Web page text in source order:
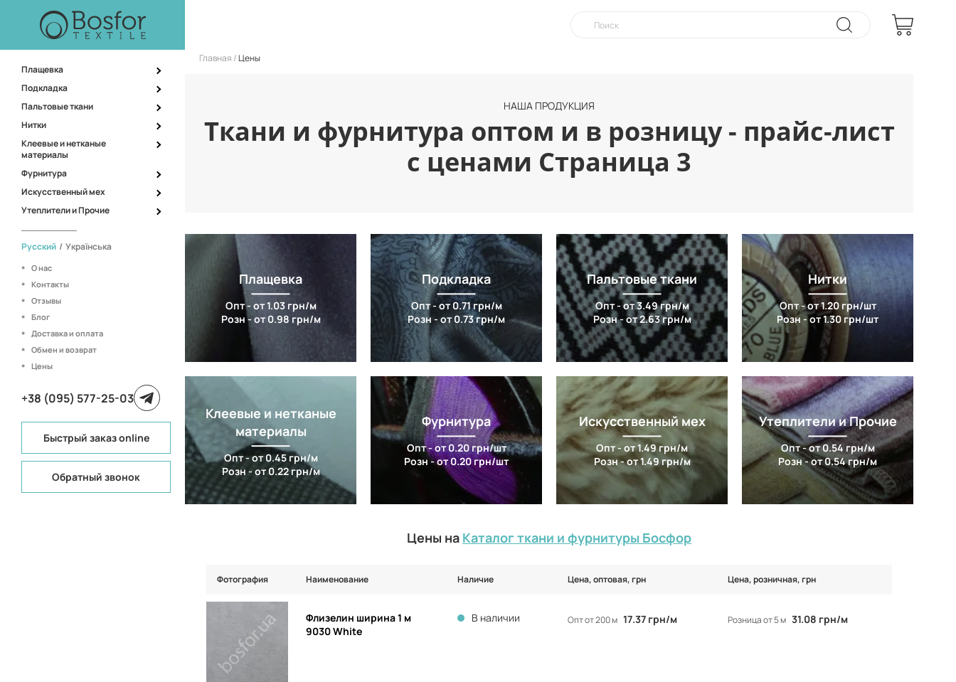
Плащевка
Подкладка
Пальтовые ткани
Нитки
Клеевые и нетканые
материалы
Фурнитура
Искусственный мех
Утеплители и Прочие
Русский / Українська
О нас
Контакты
Отзывы
Блог
Доставка и оплата
Обмен и возврат
Цены
+38 (095) 577-25-03
Быстрый заказ online
Обратный звонок
Главная Цены
НАША ПРОДУКЦИЯ
Ткани и фурнитура оптом и в розницу - прайс-лист
с ценами Страница 3
Плащевка
Опт - от 1.03 грн/м
Розн - от 0.98 грн/м
Подкладка
Опт - от 0.71 грн/м
Розн - от 0.73 грн/м
Пальтовые ткани
Опт - от 3.49 грн/м
Розн - от 2.63 грн/м
Нитки
Опт - от 1.20 грн/шт
Розн - от 1.30 грн/шт
Клеевые и нетканые
материалы
Опт - от 0.45 грн/м
Розн - от 0.22 грн/м
Фурнитура
Опт - от 0.20 грн/шт
Розн - от 0.20 грн/шт
Искусственный мех
Опт - от 1.49 грн/м
Розн - от 1.49 грн/м
Утеплители и Прочие
Опт - от 0.54 грн/м
Розн - от 0.54 грн/м
Цены на Каталог ткани и фурнитуры Босфор
Фотография Наименование Наличие Цена, оптовая, грн Цена, розничная, грн
Флизелин ширина 1 м
9030 White
В наличии Опт от 200 м 17.37 грн/м Розница от 5 м 31.08 грн/м